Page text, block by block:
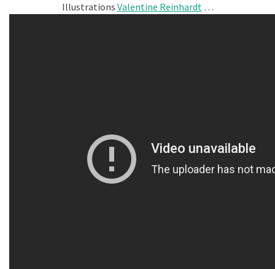
Illustrations Valentine Reinhardt…